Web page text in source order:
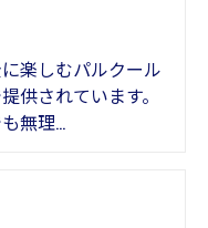
楽しむパルクール
供されています。
無理…